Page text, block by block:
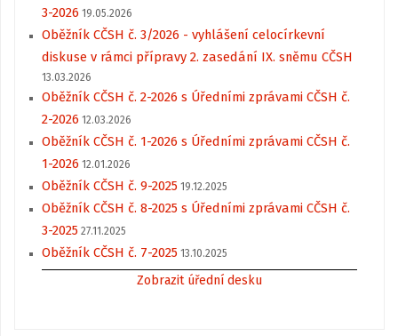
3-2026 19.05.2026
Oběžník CČSH č. 3/2026 - vyhlášení celocírkevní
diskuse v rámci přípravy 2. zasedání IX. sněmu CČSH
13.03.2026
Oběžník CČSH č. 2-2026 s Úředními zprávami CČSH č.
2-2026 12.03.2026
Oběžník CČSH č. 1-2026 s Úředními zprávami CČSH č.
1-2026 12.01.2026
Oběžník CČSH č. 9-2025 19.12.2025
Oběžník CČSH č. 8-2025 s Úředními zprávami CČSH č.
3-2025 27.11.2025
Oběžník CČSH č. 7-2025 13.10.2025
Zobrazit úřední desku